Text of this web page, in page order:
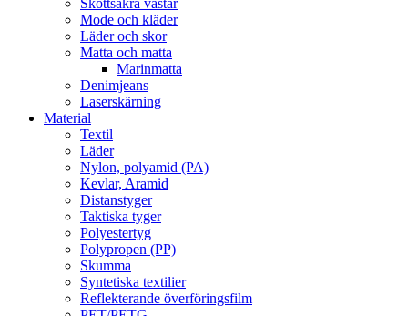
Skottsäkra västar
Mode och kläder
Läder och skor
Matta och matta
Marinmatta
Denimjeans
Laserskärning
Material
Textil
Läder
Nylon, polyamid (PA)
Kevlar, Aramid
Distanstyger
Taktiska tyger
Polyestertyg
Polypropen (PP)
Skumma
Syntetiska textilier
Reflekterande överföringsfilm